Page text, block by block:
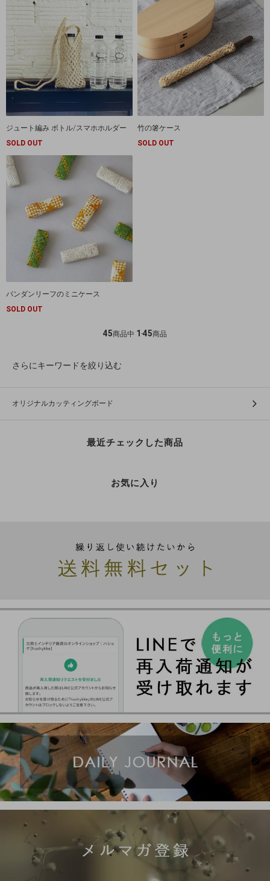
ジュート編み ボトル/スマホホルダー
SOLD OUT
竹の箸ケース
SOLD OUT
パンダンリーフのミニケース
SOLD OUT
45商品中 1 -45商品
さらにキーワードを絞り込む
オリジナルカッティングボード
最近チェックした商品
お気に入り